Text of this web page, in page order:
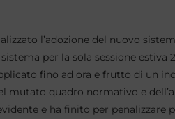
l’adozione del nuovo
per la sola sessione estiva
fino ad ora e frutto di un
mutato quadro normativo e
e ha finito per penalizzare